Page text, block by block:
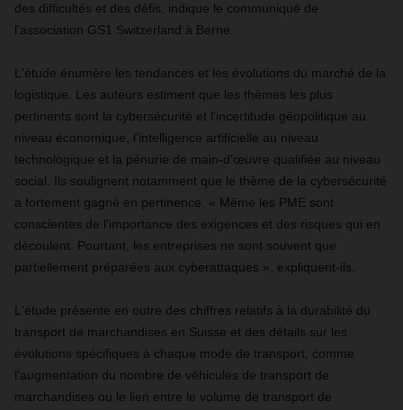
des difficultés et des défis, indique le communiqué de
l'association GS1 Switzerland à Berne.
L'étude énumère les tendances et les évolutions du marché de la
logistique. Les auteurs estiment que les thèmes les plus
pertinents sont la cybersécurité et l'incertitude géopolitique au
niveau économique, l'intelligence artificielle au niveau
technologique et la pénurie de main-d'œuvre qualifiée au niveau
social. Ils soulignent notamment que le thème de la cybersécurité
a fortement gagné en pertinence. « Même les PME sont
conscientes de l'importance des exigences et des risques qui en
découlent. Pourtant, les entreprises ne sont souvent que
partiellement préparées aux cyberattaques », expliquent-ils.
L'étude présente en outre des chiffres relatifs à la durabilité du
transport de marchandises en Suisse et des détails sur les
évolutions spécifiques à chaque mode de transport, comme
l'augmentation du nombre de véhicules de transport de
marchandises ou le lien entre le volume de transport de